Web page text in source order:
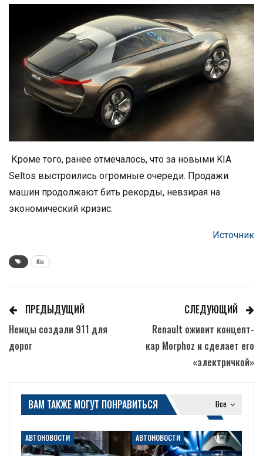
Кроме того, ранее отмечалось, что за новыми KIA
Seltos выстроились огромные очереди. Продажи
машин продолжают бить рекорды, невзирая на
экономический кризис.
Источник
Kia
ПРЕДЫДУЩИЙ
Немцы создали 911 для
дорог
СЛЕДУЮЩИЙ
Renault оживит концепт-
кар Morphoz и сделает его
«электричкой»
Все
ВАМ ТАКЖЕ МОГУТ ПОНРАВИТЬСЯ
АВТОНОВОСТИ АВТОНОВОСТИ